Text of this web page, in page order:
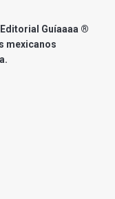
Guíaaaa ®
mexicanos